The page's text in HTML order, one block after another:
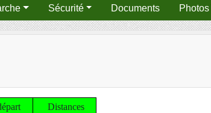
Sécurité Documents
Distances